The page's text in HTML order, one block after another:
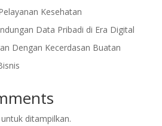
Kesehatan
Data Pribadi di Era Digital
Dengan Kecerdasan Buatan
ditampilkan.